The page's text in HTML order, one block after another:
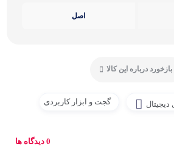
اصل
بازخورد درباره این کالا
دیجیتال گجت و ابزار کاربردی
0 دیدگاه ها